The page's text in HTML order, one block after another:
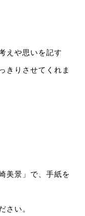
えや思いを記す
きりさせてくれま
美景」で、手紙を
さい。